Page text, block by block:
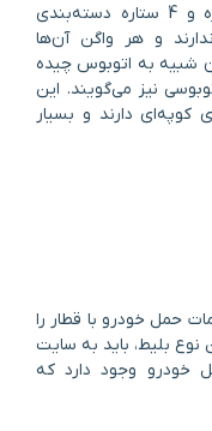
قطارهای سالنی رجا در دو گروه 3 ستاره و 4 ستاره دسته‌بندی
و هر واگن آن‌ها
به اتوبوس چیده
نیز می‌گویند. این
کوپه‌ای دارند و بسیار
حمل خودرو با قطار را
بلیط، باید به سایت
خودرو وجود دارد که